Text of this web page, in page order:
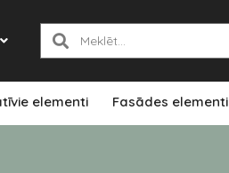
elementi Fasādes elementi